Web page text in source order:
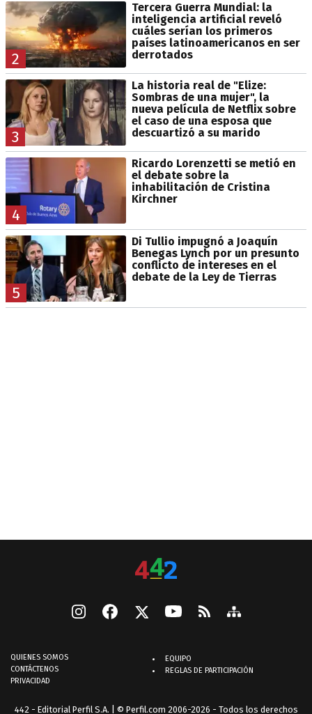
2
Tercera Guerra Mundial: la
inteligencia artificial reveló
cuáles serían los primeros
países latinoamericanos en ser
derrotados
3
La historia real de "Elize:
Sombras de una mujer", la
nueva película de Netflix sobre
el caso de una esposa que
descuartizó a su marido
4
Ricardo Lorenzetti se metió en
el debate sobre la
inhabilitación de Cristina
Kirchner
5
Di Tullio impugnó a Joaquín
Benegas Lynch por un presunto
conflicto de intereses en el
debate de la Ley de Tierras
QUIENES SOMOS
CONTÁCTENOS
PRIVACIDAD
EQUIPO
REGLAS DE PARTICIPACIÓN
442 - Editorial Perfil S.A. | © Perfil.com 2006-2026 - Todos los derechos